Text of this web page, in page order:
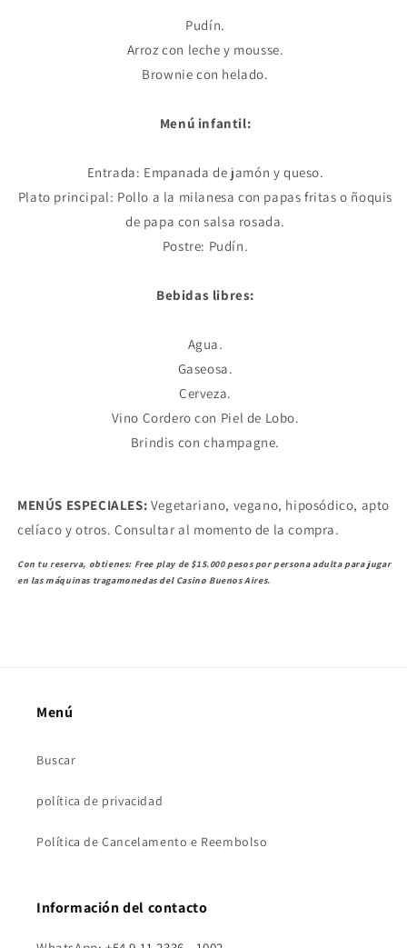
Pudín.
Arroz con leche y mousse.
Brownie con helado.
Menú infantil:
Entrada: Empanada de jamón y queso.
Plato principal: Pollo a la milanesa con papas fritas o ñoquis
de papa con salsa rosada.
Postre: Pudín.
Bebidas libres:
Agua.
Gaseosa.
Cerveza.
Vino Cordero con Piel de Lobo.
Brindis con champagne.
MENÚS ESPECIALES: Vegetariano, vegano, hiposódico, apto
celíaco y otros. Consultar al momento de la compra.
Con tu reserva, obtienes: Free play de $15.000 pesos por persona adulta para jugar
en las máquinas tragamonedas del Casino Buenos Aires.
Menú
Buscar
política de privacidad
Política de Cancelamento e Reembolso
Información del contacto